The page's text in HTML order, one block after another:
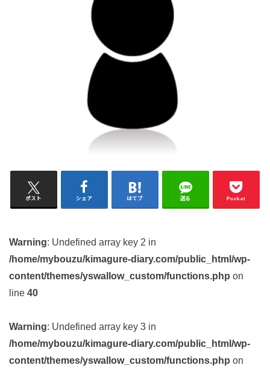
ポスト シェア はてブ 送る Pocket
Warning: Undefined array key 2 in
/home/mybouzu/kimagure-diary.com/public_html/wp-
content/themes/yswallow_custom/functions.php on
line 40
Warning: Undefined array key 3 in
/home/mybouzu/kimagure-diary.com/public_html/wp-
content/themes/yswallow_custom/functions.php on